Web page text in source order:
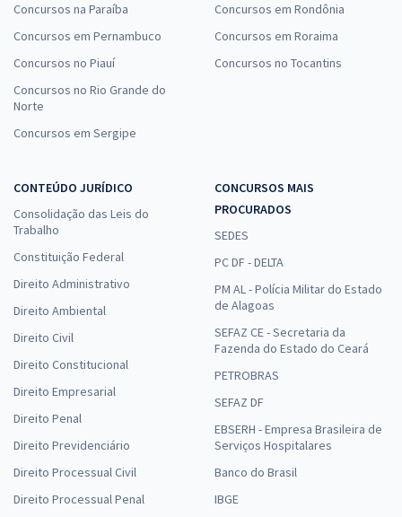
Concursos na Paraíba
Concursos em Pernambuco
Concursos no Piauí
Concursos no Rio Grande do
Norte
Concursos em Sergipe
Concursos em Rondônia
Concursos em Roraima
Concursos no Tocantins
CONTEÚDO JURÍDICO
Consolidação das Leis do
Trabalho
Constituição Federal
Direito Administrativo
Direito Ambiental
Direito Civil
Direito Constitucional
Direito Empresarial
Direito Penal
Direito Previdenciário
Direito Processual Civil
Direito Processual Penal
CONCURSOS MAIS
PROCURADOS
SEDES
PC DF - DELTA
PM AL - Polícia Militar do Estado
de Alagoas
SEFAZ CE - Secretaria da
Fazenda do Estado do Ceará
PETROBRAS
SEFAZ DF
EBSERH - Empresa Brasileira de
Serviços Hospitalares
Banco do Brasil
IBGE